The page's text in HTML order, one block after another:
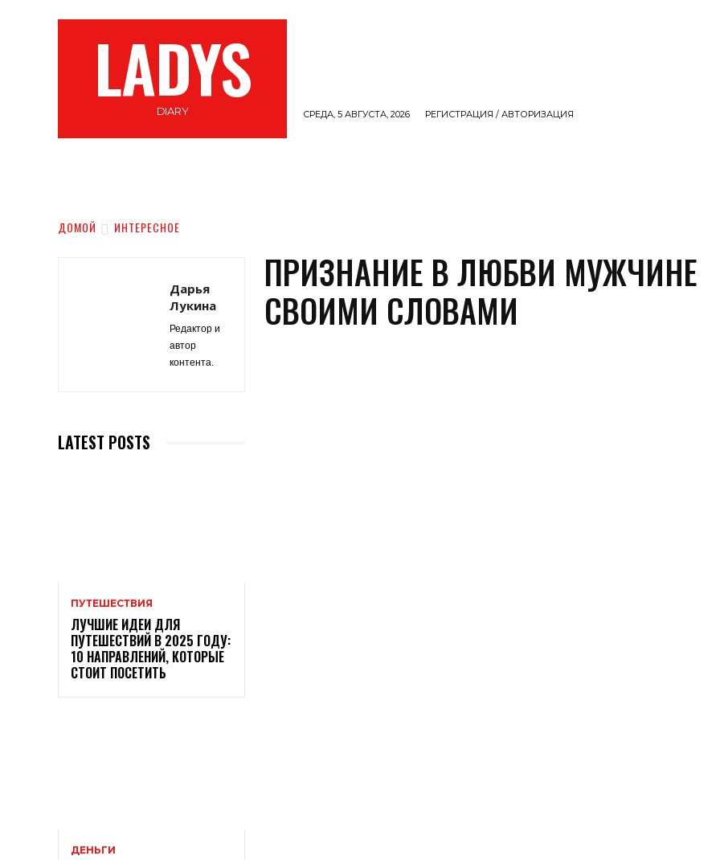
LADYS
DIARY СРЕДА, 5 АВГУСТА, 2026 РЕГИСТРАЦИЯ / АВТОРИЗАЦИЯ
ДОМОЙ ИНТЕРЕСНОЕ
Дарья
Лукина
Редактор и
автор
контента.
LATEST POSTS
ПУТЕШЕСТВИЯ
ЛУЧШИЕ ИДЕИ ДЛЯ
ПУТЕШЕСТВИЙ В 2025 ГОДУ:
10 НАПРАВЛЕНИЙ, КОТОРЫЕ
СТОИТ ПОСЕТИТЬ
ДЕНЬГИ
ПРИЗНАНИЕ В ЛЮБВИ МУЖЧИНЕ
СВОИМИ СЛОВАМИ